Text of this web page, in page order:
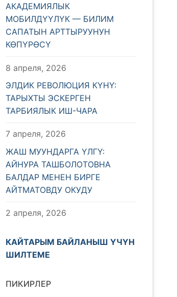
АКАДЕМИЯЛЫК
МОБИЛДҮҮЛҮК — БИЛИМ
САПАТЫН АРТТЫРУУНУН
КӨПҮРӨСҮ
8 апреля, 2026
ЭЛДИК РЕВОЛЮЦИЯ КҮНҮ:
ТАРЫХТЫ ЭСКЕРГЕН
ТАРБИЯЛЫК ИШ-ЧАРА
7 апреля, 2026
ЖАШ МУУНДАРГА ҮЛГҮ:
АЙНУРА ТАШБОЛОТОВНА
БАЛДАР МЕНЕН БИРГЕ
АЙТМАТОВДУ ОКУДУ
2 апреля, 2026
КАЙТАРЫМ БАЙЛАНЫШ ҮЧҮН
ШИЛТЕМЕ
ПИКИРЛЕР